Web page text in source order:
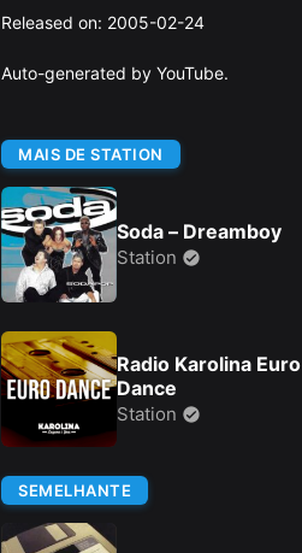
Released on: 2005-02-24
Auto-generated by YouTube.
MAIS DE STATION
Soda – Dreamboy
Station
Radio Karolina Euro
Dance
Station
SEMELHANTE